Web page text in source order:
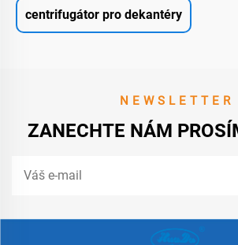
centrifugátor pro dekantéry
NEWSLETTER
ZANECHTE NÁM